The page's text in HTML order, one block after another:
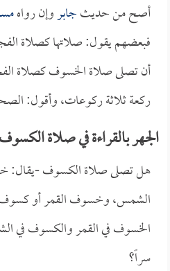
أصح من حديثجابروإن رواه
فبعضهم يقول: صلاتها كصلاة
أن تصلى صلاة الخسوف كصلاة
ركعة ثلاثة ركوعات، وأقول:
الجهر بالقراءة في صلاة الكسوف
هل تصلى صلاة الكسوف -
الشمس، وخسوف القمر أو كسوف
الخسوف في القمر والكسوف في
سراً؟